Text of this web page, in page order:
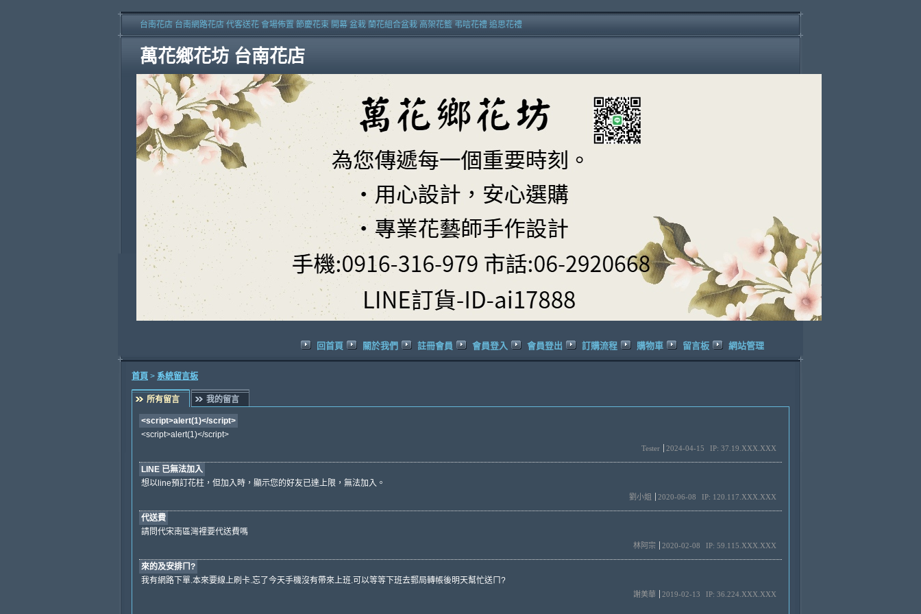
萬花鄉花坊 台南花店
台南花店 台南網路花店 代客送花 會場佈置 節慶花束 開幕 盆栽 蘭花組合盆栽 高架花籃 弔唁花禮 追思花禮
回首頁 關於我們 註冊會員 會員登入 會員登出 訂購流程 購物車 留言板 網站管理
首頁 > 系統留言板
所有留言 我的留言
<script>alert(1)</script>
<script>alert(1)</script>
Tester 2024-04-15 IP: 37.19.XXX.XXX
LINE 已無法加入
想以line預訂花柱，但加入時，顯示您的好友已達上限，無法加入。
劉小姐 2020-06-08 IP: 120.117.XXX.XXX
代送費
請問代宋南區灣裡要代送費嗎
林阿宗 2020-02-08 IP: 59.115.XXX.XXX
來的及安排ㄇ?
我有網路下單.本來要線上刷卡.忘了今天手機沒有帶來上班.可以等等下班去郵局轉帳後明天幫忙送ㄇ?
謝美華 2019-02-13 IP: 36.224.XXX.XXX